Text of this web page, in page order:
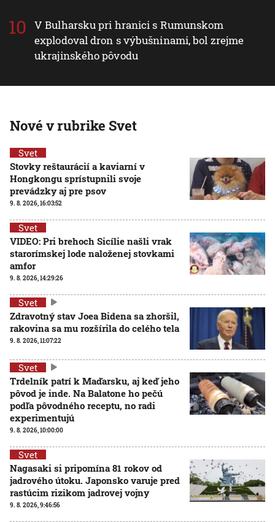
V Bulharsku pri hranici s Rumunskom
explodoval dron s výbušninami, bol zrejme
ukrajinského pôvodu
Nové v rubrike Svet
Svet
Stovky reštaurácií a kaviarní v
Hongkongu sprístupnili svoje
prevádzky aj pre psov
9. 8. 2026, 16:03:52
Svet
VIDEO: Pri brehoch Sicílie našli vrak
starorímskej lode naloženej stovkami
amfor
9. 8. 2026, 14:29:26
Svet
Zdravotný stav Joea Bidena sa zhoršil,
rakovina sa mu rozšírila do celého tela
9. 8. 2026, 11:07:22
Svet
Trdelník patrí k Maďarsku, aj keď jeho
pôvod je inde. Na Balatone ho pečú
podľa pôvodného receptu, no radi
experimentujú
9. 8. 2026, 10:00:00
Svet
Nagasaki si pripomína 81 rokov od
jadrového útoku. Japonsko varuje pred
rastúcim rizikom jadrovej vojny
9. 8. 2026, 9:46:56